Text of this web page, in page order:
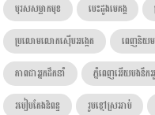
បុរសសម្លាកមុខ
បេះដូងមេគង្គ
ប្រលោមលោកស៊ើបអង្កេត
ពេញនិយម
ភាពជាអ្នកដឹកនាំ
ភ្នំពេញអើយបងនឹក
របៀបតែងនិពន្ធ
រូបខ្មៅស្រអាប់